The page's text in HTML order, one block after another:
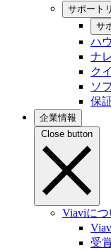
サポート
サ
ハ
ナ
ク
ソ
保
企業情報
Close button
Viaviにつ
受